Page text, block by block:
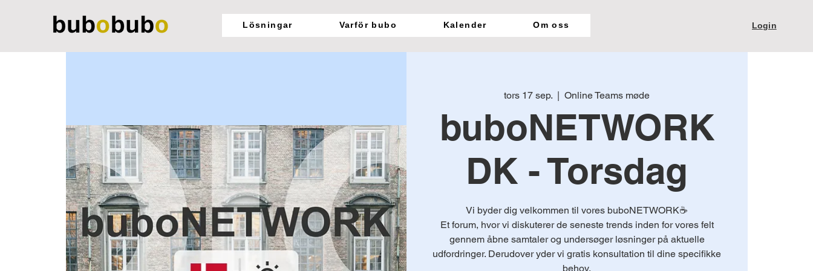
Lösningar Varför bubo Kalender Om oss Login
tors 17 sep.
  |
Online Teams møde
buboNETWORK
DK - Torsdag
Vi byder dig velkommen til vores buboNETWORK☕️
Et forum, hvor vi diskuterer de seneste trends inden for vores felt
gennem åbne samtaler og undersøger løsninger på aktuelle
udfordringer. Derudover yder vi gratis konsultation til dine specifikke